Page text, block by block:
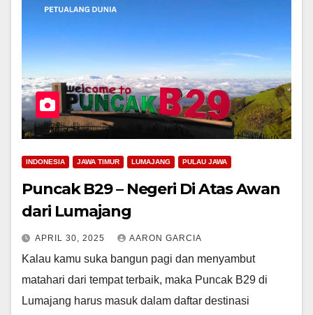
INDONESIA JAWA TIMUR LUMAJANG PULAU JAWA
Puncak B29 – Negeri Di Atas Awan
dari Lumajang
APRIL 30, 2025 AARON GARCIA
Kalau kamu suka bangun pagi dan menyambut
matahari dari tempat terbaik, maka Puncak B29 di
Lumajang harus masuk dalam daftar destinasi